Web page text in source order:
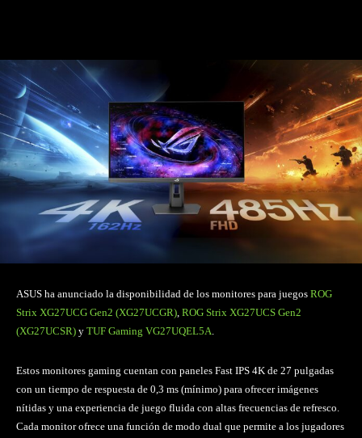
ASUS ha anunciado la disponibilidad de los monitores para juegos ROG
Strix XG27UCG Gen2 (XG27UCGR), ROG Strix XG27UCS Gen2
(XG27UCSR) y TUF Gaming VG27UQEL5A.
Estos monitores gaming cuentan con paneles Fast IPS 4K de 27 pulgadas
con un tiempo de respuesta de 0,3 ms (mínimo) para ofrecer imágenes
nítidas y una experiencia de juego fluida con altas frecuencias de refresco.
Cada monitor ofrece una función de modo dual que permite a los jugadores